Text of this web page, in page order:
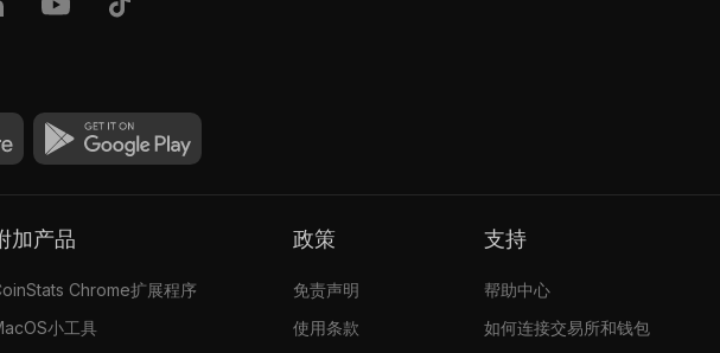
附加产品
Chrome扩展程序
小工具
政策
免责声明
使用条款
支持
帮助中心
如何连接交易所和钱包